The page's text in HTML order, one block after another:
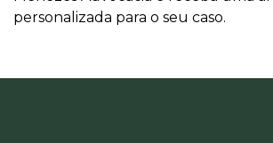
personalizada para o seu caso.